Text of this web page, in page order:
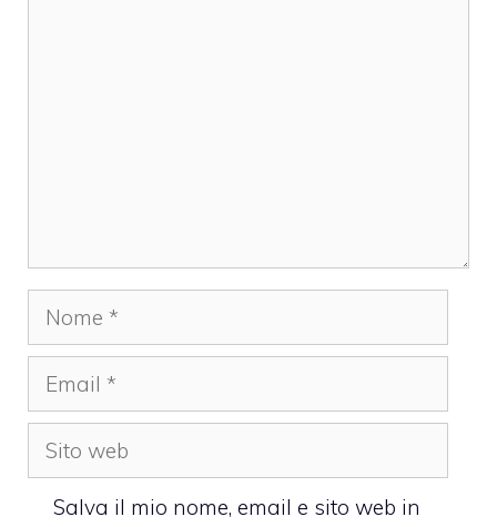
Nome
Email
Sito
web
Salva il mio nome, email e sito web in